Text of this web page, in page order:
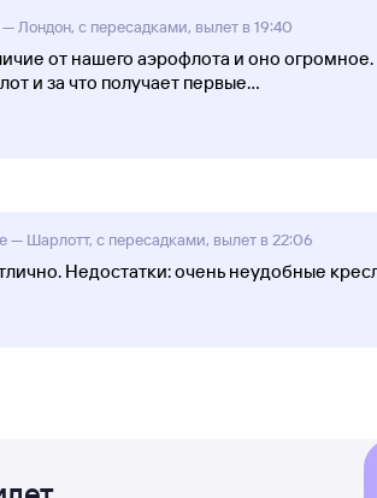
Лондон, с пересадками, вылет в 19:40
от нашего аэрофлота и оно
и за что получает первые...
— Шарлотт, с пересадками, вылет в 22:06
Недостатки: очень неудобные